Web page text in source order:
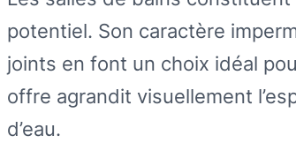
potentiel. Son caractère
joints en font un choix idéal
offre agrandit visuellement
d’eau.